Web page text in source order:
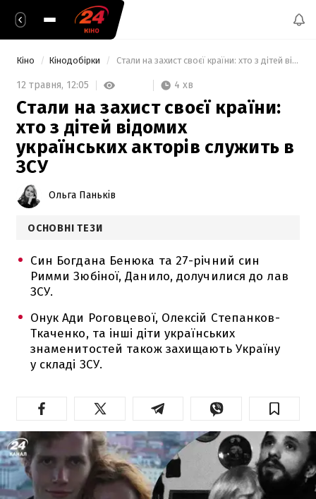
Кіно Кінодобірки Стали на захист своєї країни: хто з дітей відомих українських акторів служить в ЗСУ
12 травня, 12:05 4 хв
Стали на захист своєї країни:
хто з дітей відомих
українських акторів служить в
ЗСУ
Ольга Паньків
ОСНОВНІ ТЕЗИ
Син Богдана Бенюка та 27-річний син
Римми Зюбіної, Данило, долучилися до лав
ЗСУ.
Онук Ади Роговцевої, Олексій Степанков-
Ткаченко, та інші діти українських
знаменитостей також захищають Україну
у складі ЗСУ.